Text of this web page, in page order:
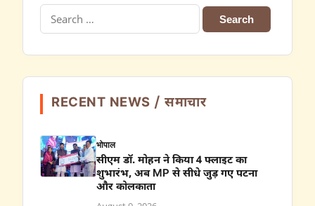
Search
for:
RECENT NEWS / समाचार
भोपाल
सीएम डॉ. मोहन ने किया 4 फ्लाइट का
शुभारंभ, अब MP से सीधे जुड़ गए पटना
और कोलकाता